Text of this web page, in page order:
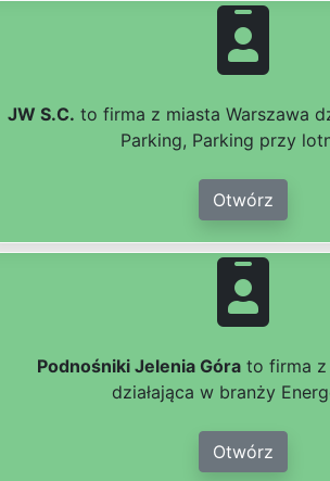
JW S.C. to firma z miasta Warszawa
Parking, Parking przy
Otwórz
Podnośniki Jelenia Górato firma z
działająca w branży
Otwórz